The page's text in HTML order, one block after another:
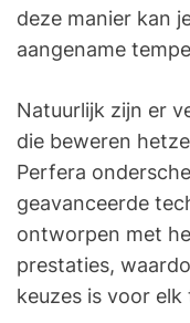
deze manier kan
aangename
Natuurlijk zijn er
die beweren
Perfera
geavanceerde
ontworpen met
prestaties,
keuzes is voor elk